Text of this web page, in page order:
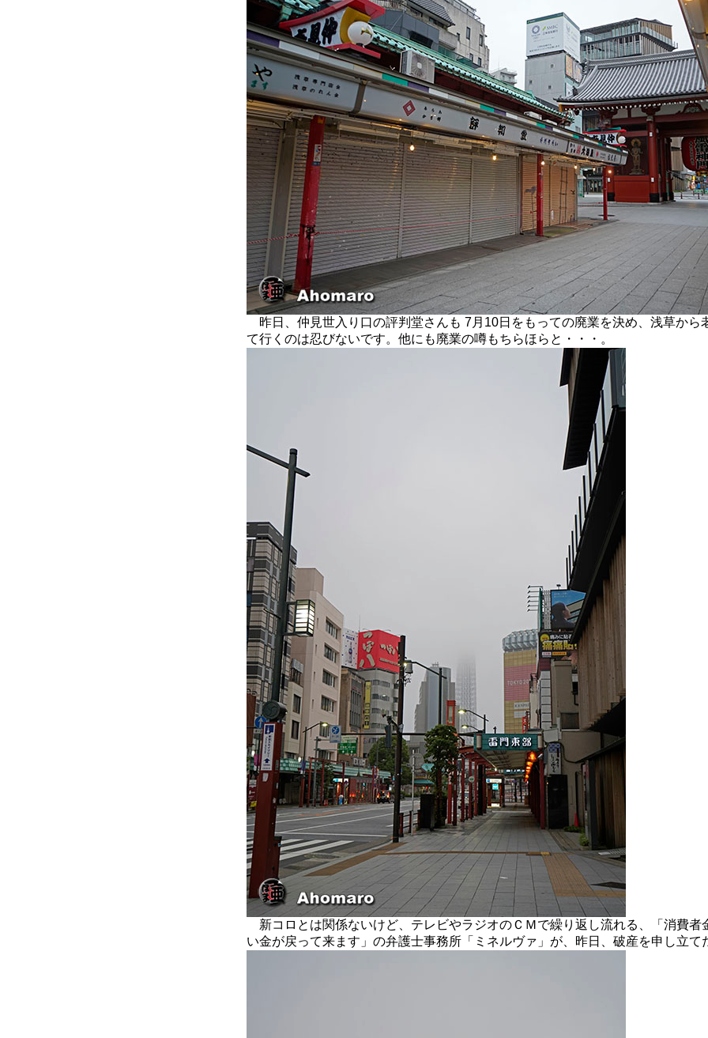
昨日、仲見世入り口の評判堂さんも 7月10日をもっての廃業を決め、浅草から
て行くのは忍びないです。他にも廃業の噂もちらほらと・・・。
新コロとは関係ないけど、テレビやラジオのＣＭで繰り返し流れる、「消費者
い金が戻って来ます」の弁護士事務所「ミネルヴァ」が、昨日、破産を申し立て